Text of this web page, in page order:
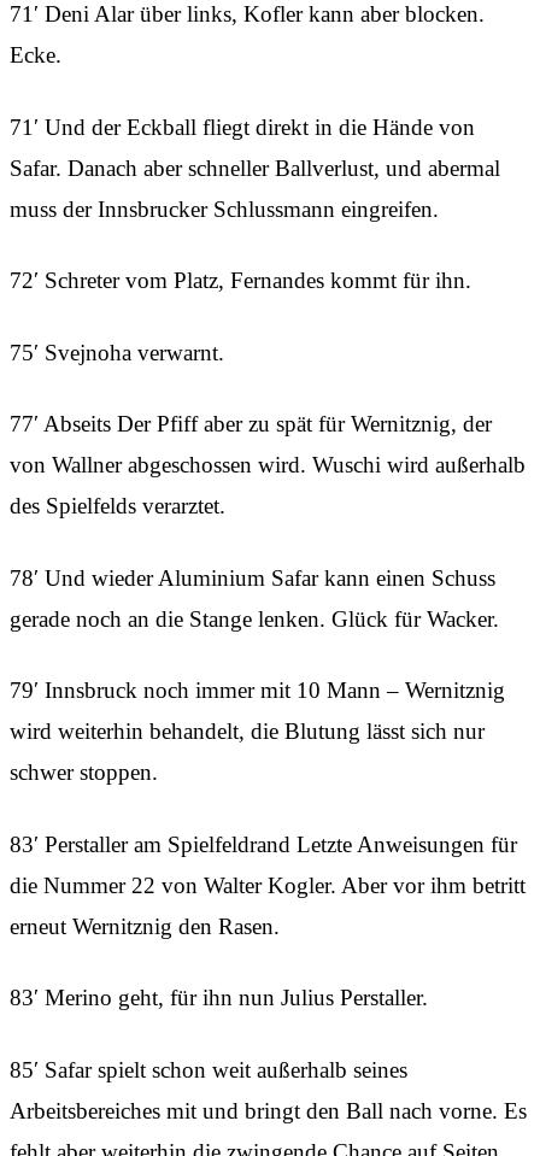
71′ Deni Alar über links, Kofler kann aber blocken.
Ecke.
71′ Und der Eckball fliegt direkt in die Hände von
Safar. Danach aber schneller Ballverlust, und abermal
muss der Innsbrucker Schlussmann eingreifen.
72′ Schreter vom Platz, Fernandes kommt für ihn.
75′ Svejnoha verwarnt.
77′ Abseits Der Pfiff aber zu spät für Wernitznig, der
von Wallner abgeschossen wird. Wuschi wird außerhalb
des Spielfelds verarztet.
78′ Und wieder Aluminium Safar kann einen Schuss
gerade noch an die Stange lenken. Glück für Wacker.
79′ Innsbruck noch immer mit 10 Mann – Wernitznig
wird weiterhin behandelt, die Blutung lässt sich nur
schwer stoppen.
83′ Perstaller am Spielfeldrand Letzte Anweisungen für
die Nummer 22 von Walter Kogler. Aber vor ihm betritt
erneut Wernitznig den Rasen.
83′ Merino geht, für ihn nun Julius Perstaller.
85′ Safar spielt schon weit außerhalb seines
Arbeitsbereiches mit und bringt den Ball nach vorne. Es